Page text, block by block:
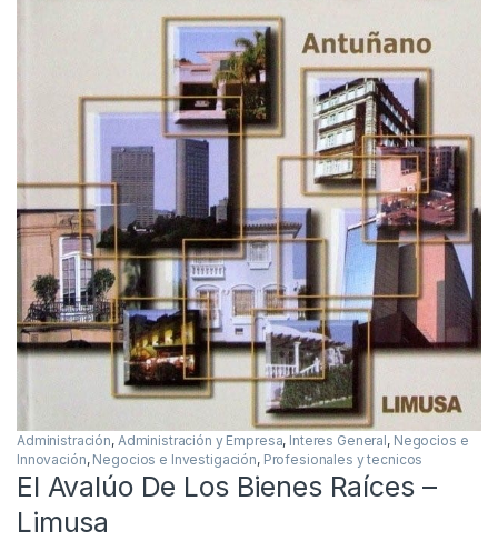
Administración, Administración y Empresa, Interes General, Negocios e
Innovación, Negocios e Investigación, Profesionales y tecnicos
El Avalúo De Los Bienes Raíces –
Limusa